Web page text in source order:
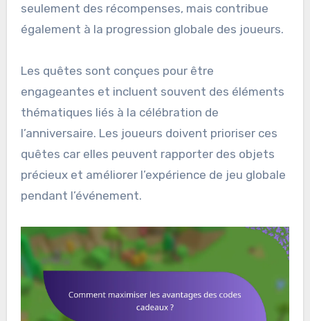
seulement des récompenses, mais contribue
également à la progression globale des joueurs.
Les quêtes sont conçues pour être
engageantes et incluent souvent des éléments
thématiques liés à la célébration de
l’anniversaire. Les joueurs doivent prioriser ces
quêtes car elles peuvent rapporter des objets
précieux et améliorer l’expérience de jeu globale
pendant l’événement.